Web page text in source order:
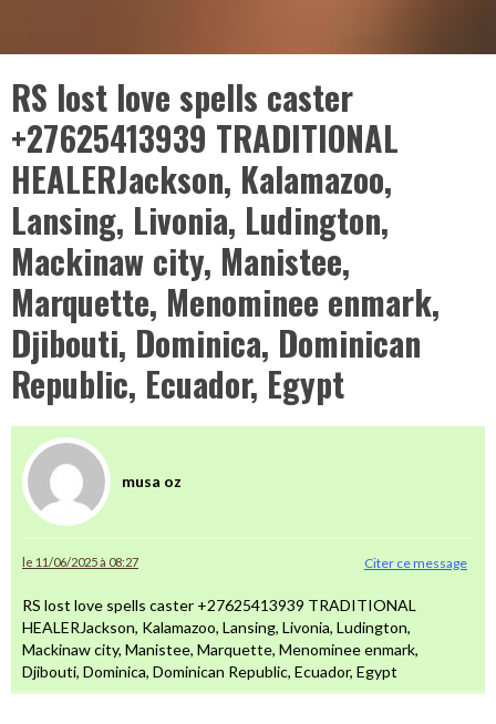
RS lost love spells caster
+27625413939 TRADITIONAL
HEALERJackson, Kalamazoo,
Lansing, Livonia, Ludington,
Mackinaw city, Manistee,
Marquette, Menominee enmark,
Djibouti, Dominica, Dominican
Republic, Ecuador, Egypt
musa oz
le 11/06/2025 à 08:27 Citer ce message
RS lost love spells caster +27625413939 TRADITIONAL
HEALERJackson, Kalamazoo, Lansing, Livonia, Ludington,
Mackinaw city, Manistee, Marquette, Menominee enmark,
Djibouti, Dominica, Dominican Republic, Ecuador, Egypt